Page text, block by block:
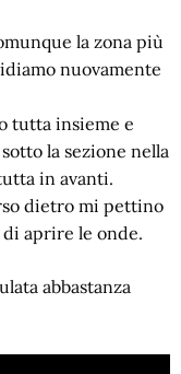
la zona più
nuovamente
tutta insieme e
la sezione nella
in avanti.
dietro mi pettino
aprire le onde.
abbastanza